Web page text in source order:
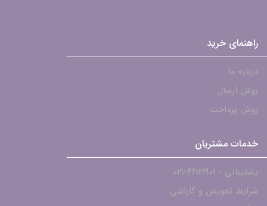
راهنمای خرید
درباره ما
روش ارسال
روش پرداخت
خدمات مشتریان
پشتیبانی - ۴۶۱۲۱۹۰۱-021
شرایط تعویض و گارانتی